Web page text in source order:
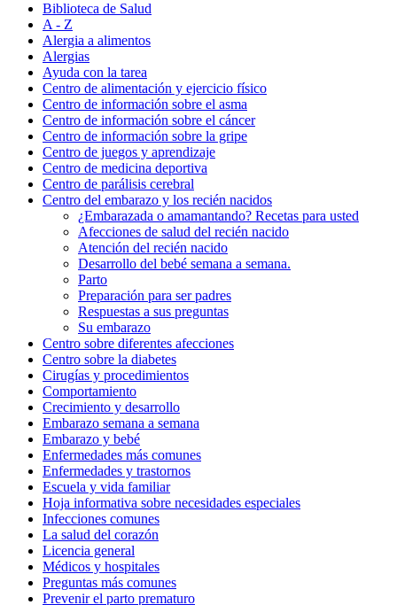
Biblioteca de Salud
A - Z
Alergia a alimentos
Alergias
Ayuda con la tarea
Centro de alimentación y ejercicio físico
Centro de información sobre el asma
Centro de información sobre el cáncer
Centro de información sobre la gripe
Centro de juegos y aprendizaje
Centro de medicina deportiva
Centro de parálisis cerebral
Centro del embarazo y los recién nacidos
¿Embarazada o amamantando? Recetas para usted
Afecciones de salud del recién nacido
Atención del recién nacido
Desarrollo del bebé semana a semana.
Parto
Preparación para ser padres
Respuestas a sus preguntas
Su embarazo
Centro sobre diferentes afecciones
Centro sobre la diabetes
Cirugías y procedimientos
Comportamiento
Crecimiento y desarrollo
Embarazo semana a semana
Embarazo y bebé
Enfermedades más comunes
Enfermedades y trastornos
Escuela y vida familiar
Hoja informativa sobre necesidades especiales
Infecciones comunes
La salud del corazón
Licencia general
Médicos y hospitales
Preguntas más comunes
Prevenir el parto prematuro